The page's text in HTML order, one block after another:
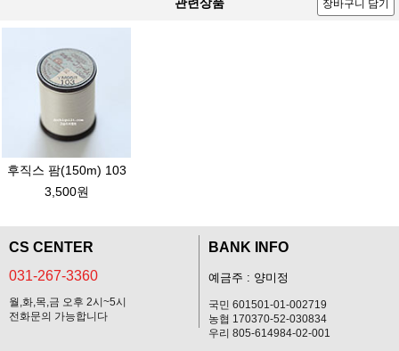
관련상품 장바구니 담기
후직스 팜(150m) 103
3,500원
CS CENTER
031-267-3360
월,화,목,금 오후 2시~5시
전화문의 가능합니다
BANK INFO
예금주 : 양미정
국민 601501-01-002719
농협 170370-52-030834
우리 805-614984-02-001